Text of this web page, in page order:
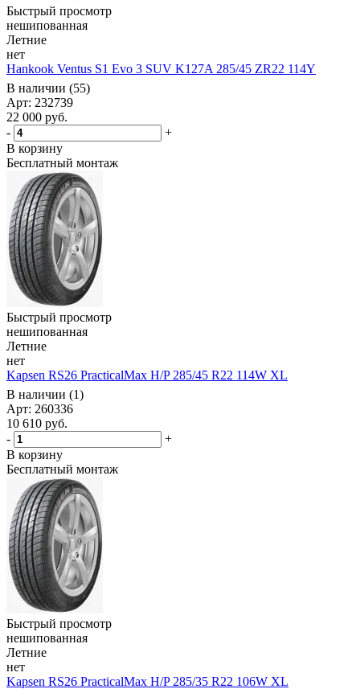
Быстрый просмотр
нешипованная
Летние
нет
Hankook Ventus S1 Evo 3 SUV K127A 285/45 ZR22 114Y
В наличии (55)
Арт: 232739
22 000 руб.
-
+
В корзину
Бесплатный монтаж
Быстрый просмотр
нешипованная
Летние
нет
Kapsen RS26 PracticalMax H/P 285/45 R22 114W XL
В наличии (1)
Арт: 260336
10 610 руб.
-
+
В корзину
Бесплатный монтаж
Быстрый просмотр
нешипованная
Летние
нет
Kapsen RS26 PracticalMax H/P 285/35 R22 106W XL